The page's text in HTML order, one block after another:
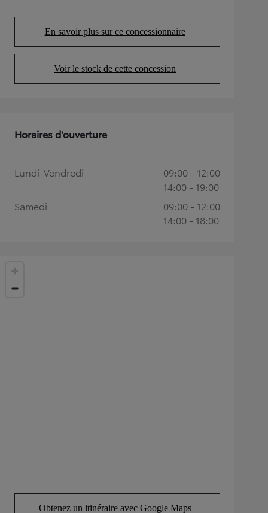
En savoir plus sur ce concessionnaire
(Opens in new tab)
Voir le stock de cette concession
(Opens in new tab)
Obtenez un itinéraire avec Google Maps
Horaires d'ouverture
Lundi-Vendredi
09:00 - 12:00
14:00 - 19:00
Samedi
09:00 - 12:00
14:00 - 18:00